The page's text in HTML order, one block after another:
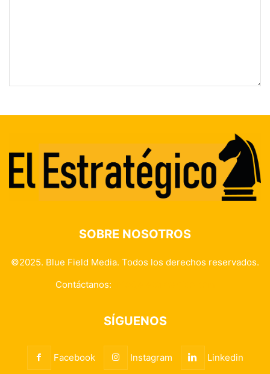
SOBRE NOSOTROS
©2025. Blue Field Media. Todos los derechos reservados.
Contáctanos:
SÍGUENOS
Facebook Instagram Linkedin